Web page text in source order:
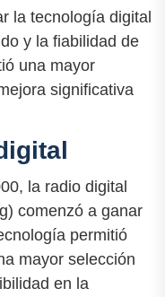
la tecnología digital
y la fiabilidad de
una mayor
significativa
la radio digital
comenzó a ganar
permitió
mayor selección
en la